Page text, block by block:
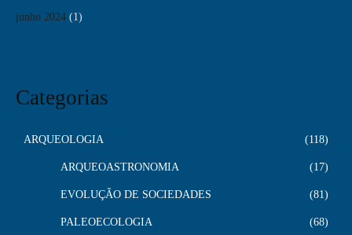
junho 2024 (1)
Categorias
ARQUEOLOGIA 118
ARQUEOASTRONOMIA 17
EVOLUÇÃO DE SOCIEDADES 81
PALEOECOLOGIA 68